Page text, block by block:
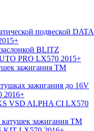
подвеской DATA
BLITZ
PRO LX570 2015+
зажигания TM
зажигания до 16V
2016+
VSD ALPHA CI LX570
зажигания TM